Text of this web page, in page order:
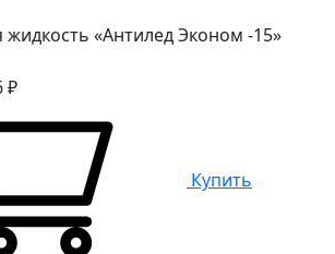
«Антилед Эконом -15»
₽
Купить